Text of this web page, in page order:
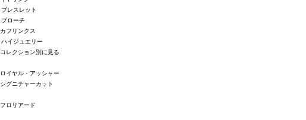
ブレスレット
ブローチ
カフリンクス
ハイジュエリー
コレクション別に見る
ロイヤル・アッシャー
シグニチャーカット
フロリアード